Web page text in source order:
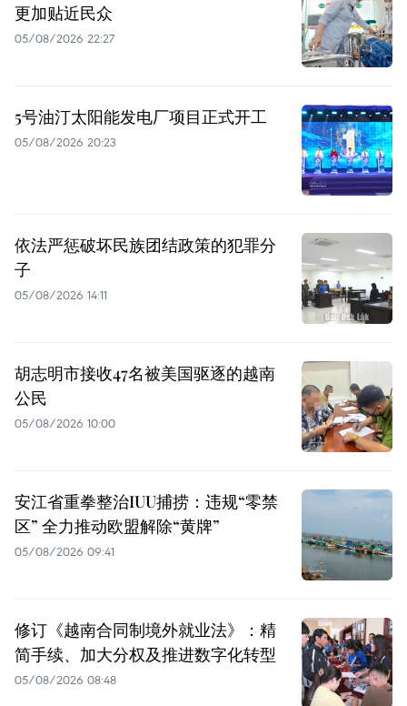
更加贴近民众
05/08/2026 22:27
5号油汀太阳能发电厂项目正式开工
05/08/2026 20:23
依法严惩破坏民族团结政策的犯罪分
子
05/08/2026 14:11
胡志明市接收47名被美国驱逐的越南
公民
05/08/2026 10:00
安江省重拳整治IUU捕捞：违规“零禁
区” 全力推动欧盟解除“黄牌”
05/08/2026 09:41
修订《越南合同制境外就业法》：精
简手续、加大分权及推进数字化转型
05/08/2026 08:48